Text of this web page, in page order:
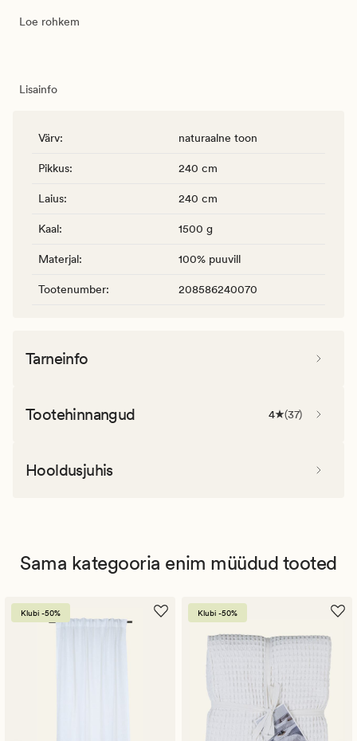
Loe rohkem
Lisainfo
Värv: naturaalne toon
Pikkus: 240 cm
Laius: 240 cm
Kaal: 1500 g
Materjal: 100% puuvill
Tootenumber: 208586240070
Tarneinfo
Tootehinnangud 4 (37)
Hooldusjuhis
Sama kategooria enim müüdud tooted
Klubi -50% Klubi -50%